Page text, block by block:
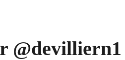
@devilliern1